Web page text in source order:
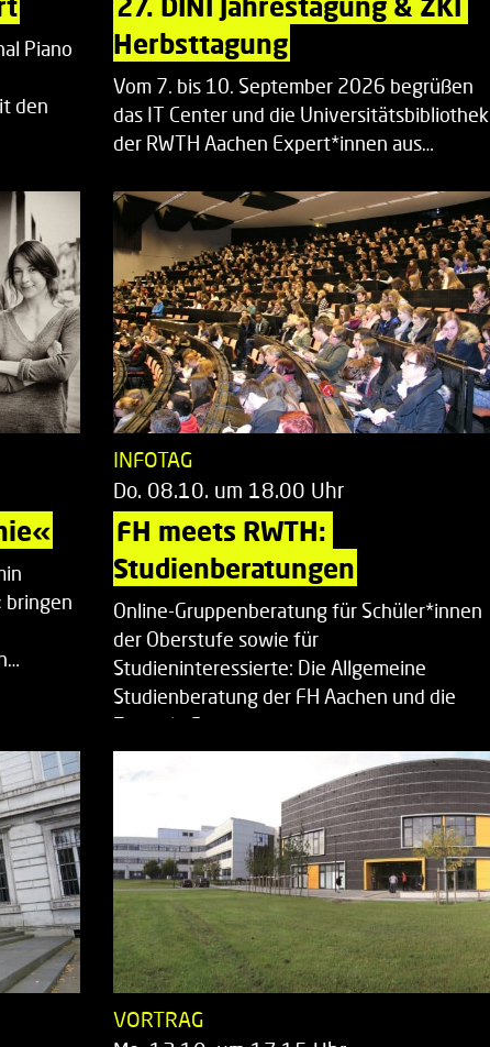
Piano
den
Herbsttagung
Vom 7. bis 10. September 2026 begrüßen
das IT Center und die Universitätsbibliothek
der RWTH Aachen Expert*innen aus…
bringen
INFOTAG
Do. 08.10. um 18.00 Uhr
FH meets RWTH:
Studienberatungen
Online-Gruppenberatung für Schüler*innen
der Oberstufe sowie für
Studieninteressierte: Die Allgemeine
Studienberatung der FH Aachen und die
Zentrale Studienberatung…
VORTRAG